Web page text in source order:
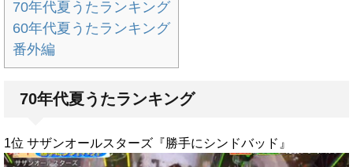
70年代夏うたランキング
60年代夏うたランキング
番外編
70年代夏うたランキング
1位 サザンオールスターズ『勝手にシンドバッド』